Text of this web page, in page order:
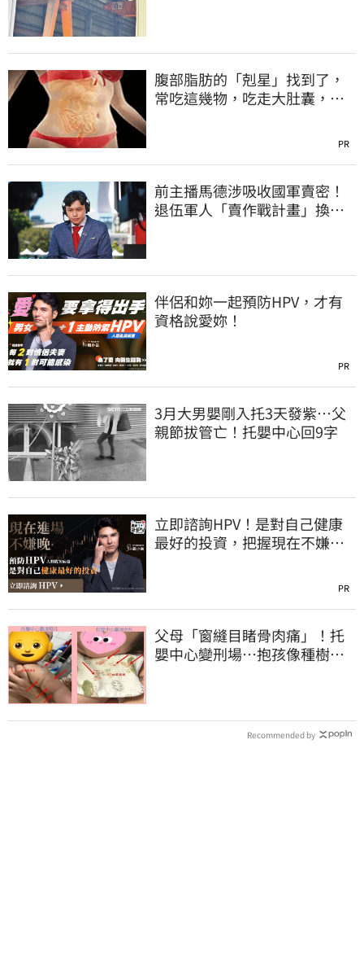
腹部脂肪的「剋星」找到了，
常吃這幾物，吃走大肚囊，瘦
PR
前主播馬德涉吸收國軍賣密！
退伍軍人「賣作戰計畫」換虛
伴侶和妳一起預防HPV，才有
資格說愛妳！
PR
3月大男嬰剛入托3天發紫…父
親節拔管亡！托嬰中心回9字
立即諮詢HPV！是對自己健康
最好的投資，把握現在不嫌
PR
父母「窗縫目睹骨肉痛」！托
嬰中心變刑場…抱孩像種樹、
Recommended by